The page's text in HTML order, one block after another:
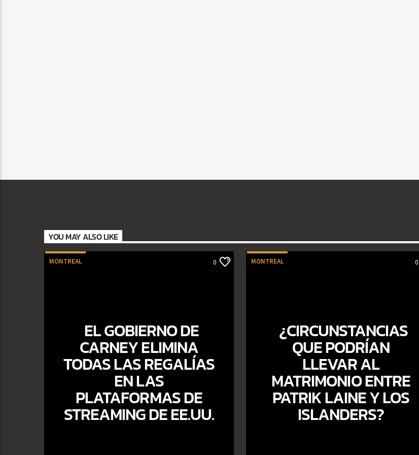
YOU MAY ALSO LIKE
MONTREAL 0
EL GOBIERNO DE
CARNEY ELIMINA
TODAS LAS REGALÍAS
EN LAS
PLATAFORMAS DE
STREAMING DE EE.UU.
MONTREAL 0
¿CIRCUNSTANCIAS
QUE PODRÍAN
LLEVAR AL
MATRIMONIO ENTRE
PATRIK LAINE Y LOS
ISLANDERS?